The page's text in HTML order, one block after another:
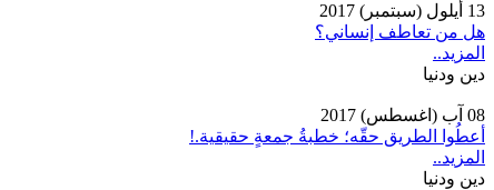
13 أيلول (سبتمبر) 2017
هل من تعاطف إنساني؟
المزيد..
دين ودنيا
08 آب (اغسطس) 2017
أعطُوا الطريق حقّه؛ خطبةُ جمعةٍ حقيقية.!
المزيد..
دين ودنيا